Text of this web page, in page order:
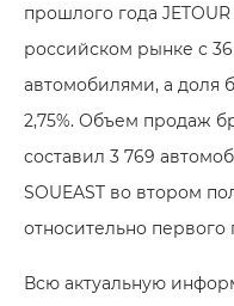
прошлого года
российском рынке с
автомобилями, а доля
2,75%. Объем продаж
составил 3 769
SOUEAST во втором
относительно первого
Всю актуальную